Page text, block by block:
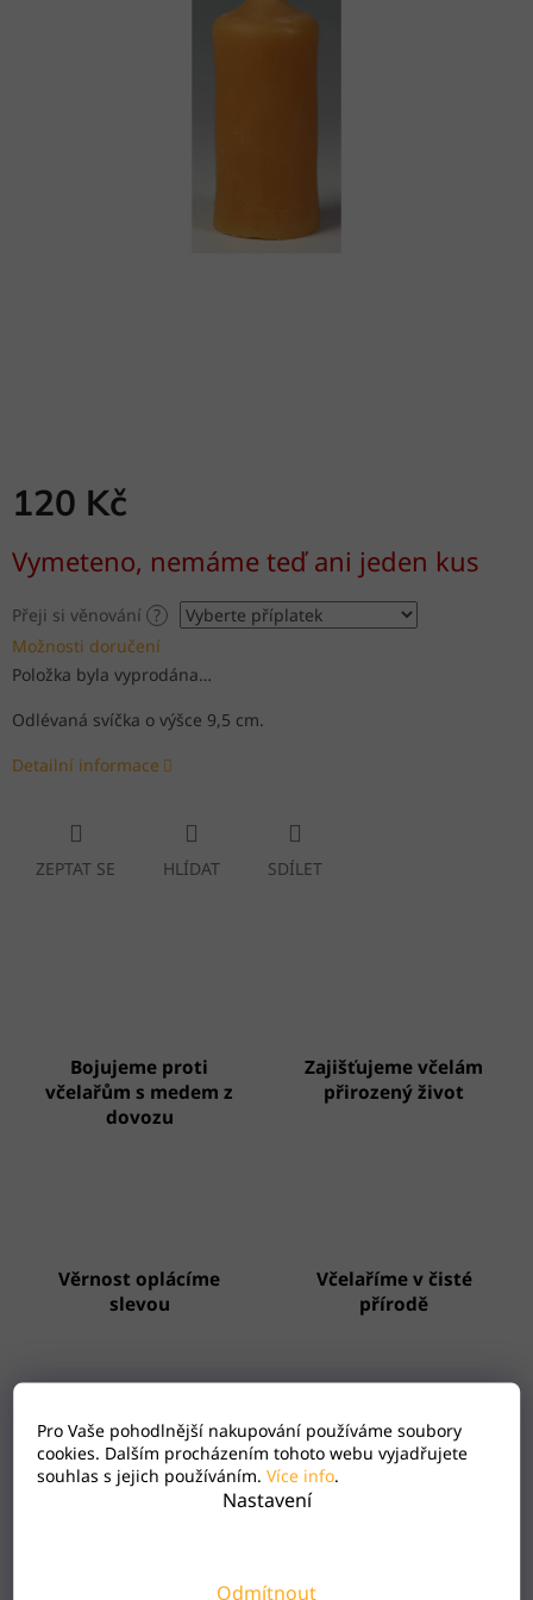
Pro Vaše pohodlnější nakupování používáme soubory
cookies. Dalším procházením tohoto webu vyjadřujete
souhlas s jejich používáním. Více info.
Nastavení
Odmítnout
120 Kč
cena:
Vymeteno, nemáme teď ani jeden kus
Přeji si věnování ?
Možnosti doručení
Položka byla vyprodána…
Odlévaná svíčka o výšce 9,5 cm.
Detailní informace
ZEPTAT SE HLÍDAT SDÍLET
Bojujeme proti
včelařům s medem z
dovozu
Zajišťujeme včelám
přirozený život
Věrnost oplácíme
slevou
Včelaříme v čisté
přírodě
Zákaznický servis 24/7
Rodinné včelařství s
18 lety zkušeností
Hodnocení